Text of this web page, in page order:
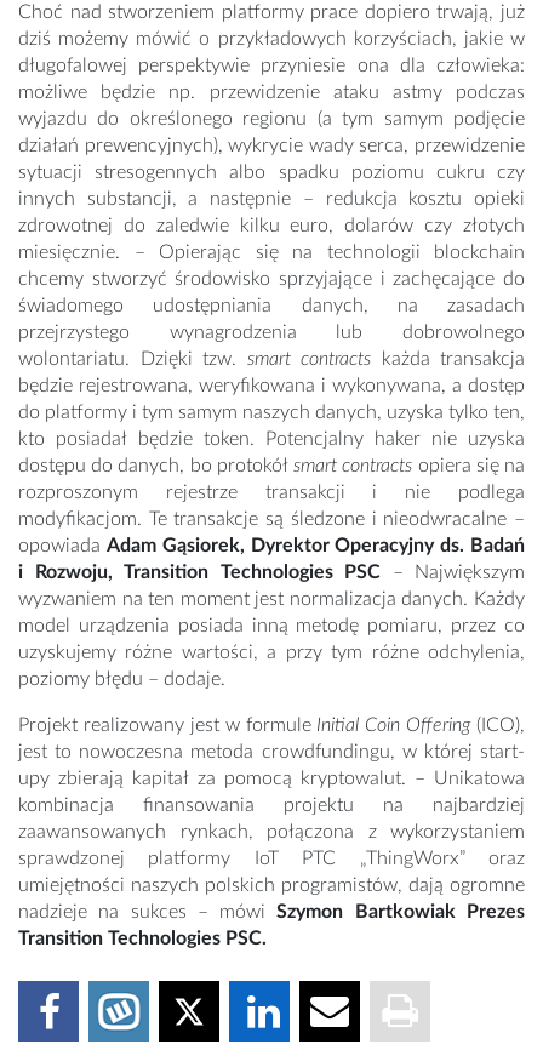
Choć nad stworzeniem platformy prace dopiero trwają, już
dziś możemy mówić o przykładowych korzyściach, jakie w
długofalowej perspektywie przyniesie ona dla człowieka:
możliwe będzie np. przewidzenie ataku astmy podczas
wyjazdu do określonego regionu (a tym samym podjęcie
działań prewencyjnych), wykrycie wady serca, przewidzenie
sytuacji stresogennych albo spadku poziomu cukru czy
innych substancji, a następnie – redukcja kosztu opieki
zdrowotnej do zaledwie kilku euro, dolarów czy złotych
miesięcznie. – Opierając się na technologii blockchain
chcemy stworzyć środowisko sprzyjające i zachęcające do
świadomego udostępniania danych, na zasadach
przejrzystego wynagrodzenia lub dobrowolnego
wolontariatu. Dzięki tzw. smart contracts każda transakcja
będzie rejestrowana, weryfikowana i wykonywana, a dostęp
do platformy i tym samym naszych danych, uzyska tylko ten,
kto posiadał będzie token. Potencjalny haker nie uzyska
dostępu do danych, bo protokółsmart contracts opiera się na
rozproszonym rejestrze transakcji i nie podlega
modyfikacjom. Te transakcje są śledzone i nieodwracalne –
opowiada Adam Gąsiorek, Dyrektor Operacyjny ds. Badań
i Rozwoju, Transition Technologies PSC – Największym
wyzwaniem na ten moment jest normalizacja danych. Każdy
model urządzenia posiada inną metodę pomiaru, przez co
uzyskujemy różne wartości, a przy tym różne odchylenia,
poziomy błędu – dodaje.
Projekt realizowany jest w formule Initial Coin Offering (ICO),
jest to nowoczesna metoda crowdfundingu, w której start-
upy zbierają kapitał za pomocą kryptowalut. – Unikatowa
kombinacja finansowania projektu na najbardziej
zaawansowanych rynkach, połączona z wykorzystaniem
sprawdzonej platformy IoT PTC „ThingWorx” oraz
umiejętności naszych polskich programistów, dają ogromne
nadzieje na sukces – mówiSzymon Bartkowiak Prezes
Transition Technologies PSC.